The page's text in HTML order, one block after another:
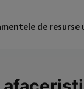
de resurse